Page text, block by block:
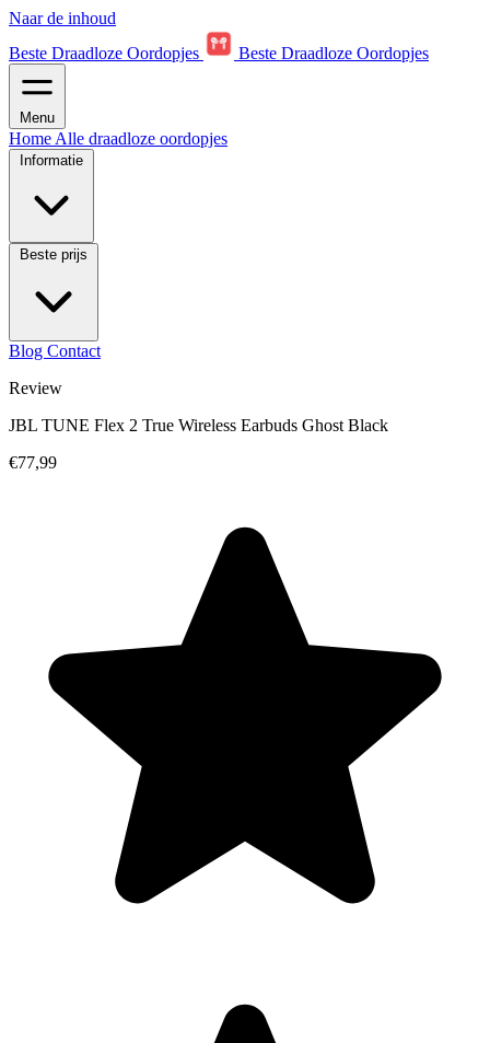
Naar de inhoud
Beste Draadloze Oordopjes
Beste Draadloze Oordopjes
Menu
Home Alle draadloze oordopjes
Informatie
Beste prijs
Blog Contact
Review
JBL TUNE Flex 2 True Wireless Earbuds Ghost Black
€77,99